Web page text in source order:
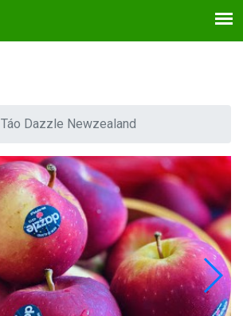
Táo Dazzle Newzealand